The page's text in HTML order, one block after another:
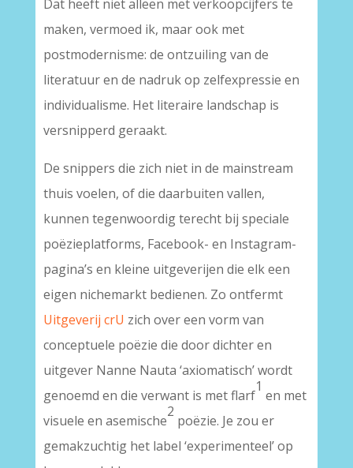
Dat heeft niet alleen met verkoopcijfers te
maken, vermoed ik, maar ook met
postmodernisme: de ontzuiling van de
literatuur en de nadruk op zelfexpressie en
individualisme. Het literaire landschap is
versnipperd geraakt.
De snippers die zich niet in de mainstream
thuis voelen, of die daarbuiten vallen,
kunnen tegenwoordig terecht bij speciale
poëzieplatforms, Facebook- en Instagram-
pagina’s en kleine uitgeverijen die elk een
eigen nichemarkt bedienen. Zo ontfermt
Uitgeverij crU zich over een vorm van
conceptuele poëzie die door dichter en
uitgever Nanne Nauta ‘axiomatisch’ wordt
genoemd en die verwant is met flarf
1
en met
visuele en asemische
2
poëzie. Je zou er
gemakzuchtig het label ‘experimenteel’ op